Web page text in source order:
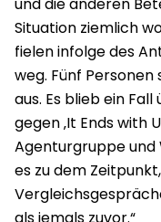
Situation ziemlich
fielen infolge des
weg. Fünf
aus. Es blieb ein
gegen ‚It Ends with
Agenturgruppe und
es zu dem
als jemals zuvor.“